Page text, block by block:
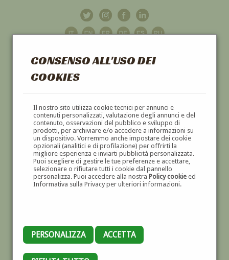
CONSENSO ALL'USO DEI
COOKIES
Il nostro sito utilizza cookie tecnici per annunci e
contenuti personalizzati, valutazione degli annunci e del
contenuto, osservazioni del pubblico e sviluppo di
prodotti, per archiviare e/o accedere a informazioni su
un dispositivo. Vorremmo anche impostare dei cookie
opzionali (analitici e di profilazione) per offrirti la
migliore esperienza e inviarti pubblicità personalizzata.
Puoi scegliere di gestire le tue preferenze e accettare,
selezionare o rifiutare tutti i cookie dal pannello
personalizza. Puoi accedere alla nostra Policy cookieed
Informativa sulla Privacy per ulteriori informazioni.
PERSONALIZZA ACCETTA
GALLERIAD'ARTE
DIPINTI E SCULTURE '800 E '900